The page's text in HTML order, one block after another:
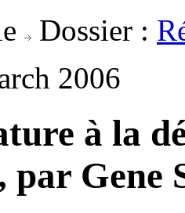
Dossier :
2006
à la
par Gene